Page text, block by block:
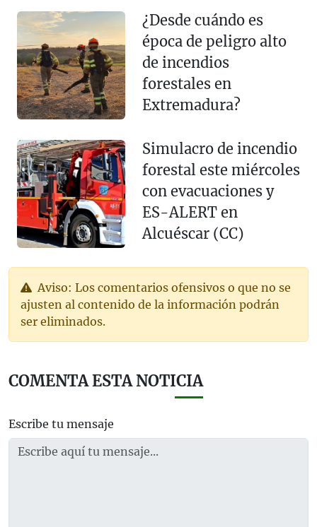
¿Desde cuándo es
época de peligro alto
de incendios
forestales en
Extremadura?
Simulacro de incendio
forestal este miércoles
con evacuaciones y
ES-ALERT en
Alcuéscar (CC)
Aviso: Los comentarios ofensivos o que no se
ajusten al contenido de la información podrán
ser eliminados.
COMENTA ESTA NOTICIA
Escribe tu mensaje